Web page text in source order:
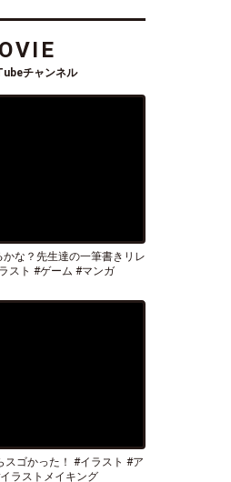
チャンネル
な？先生達の一筆書きリレ
スト #ゲーム #マンガ
スゴかった！ #イラスト #ア
ラストメイキング